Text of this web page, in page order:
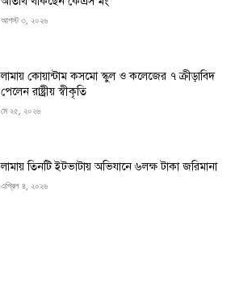
আগস্ট ৩, ২০২৬
লামায় কোয়ান্টাম কসমো স্কুল ও কলেজের ৭ ক্রীড়াবিদ
পেলেন রাষ্ট্রীয় স্বীকৃতি
মে ২৫, ২০২৬
লামায় তিনটি ইটভাটায় অভিযানে ৬লক্ষ টাকা জরিমানা
এপ্রিল ৪, ২০২৬